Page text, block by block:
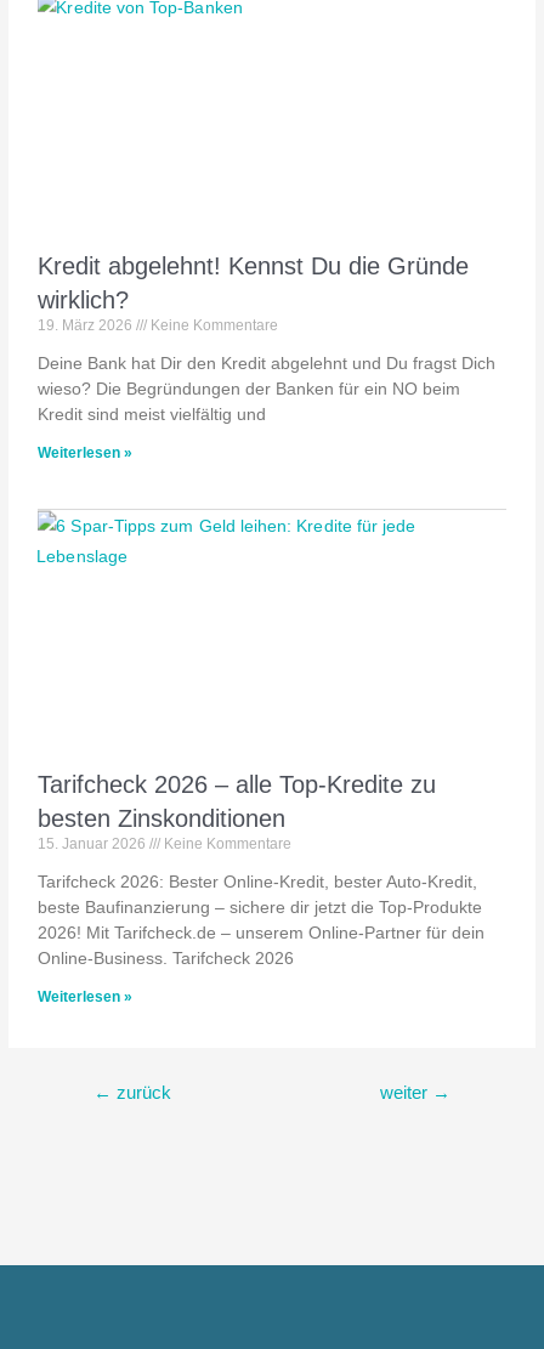
Kredit abgelehnt! Kennst Du die Gründe
wirklich?
19. März 2026 Keine Kommentare
Deine Bank hat Dir den Kredit abgelehnt und Du fragst Dich
wieso? Die Begründungen der Banken für ein NO beim
Kredit sind meist vielfältig und
Weiterlesen »
Tarifcheck 2026 – alle Top-Kredite zu
besten Zinskonditionen
15. Januar 2026 Keine Kommentare
Tarifcheck 2026: Bester Online-Kredit, bester Auto-Kredit,
beste Baufinanzierung – sichere dir jetzt die Top-Produkte
2026! Mit Tarifcheck.de – unserem Online-Partner für dein
Online-Business. Tarifcheck 2026
Weiterlesen »
← zurück weiter →